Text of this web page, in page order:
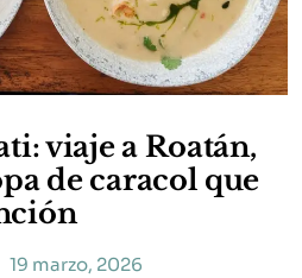
viaje a Roatán,
de caracol que
19 marzo, 2026